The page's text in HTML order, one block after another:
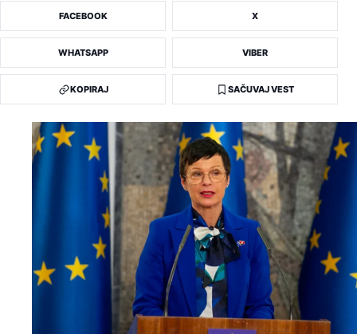
FACEBOOK X
WHATSAPP VIBER
KOPIRAJ SAČUVAJ VEST